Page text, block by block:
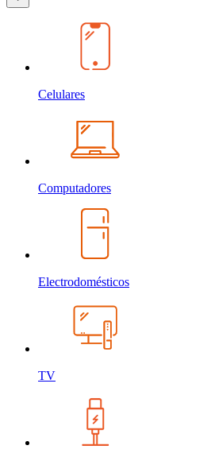
Celulares
Computadores
Electrodomésticos
TV